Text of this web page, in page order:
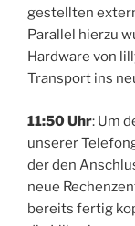
gestellten
Parallel hierzu
Hardware von
Transport ins
11:50 Uhr: Um
unserer
der den
neue
bereits fertig